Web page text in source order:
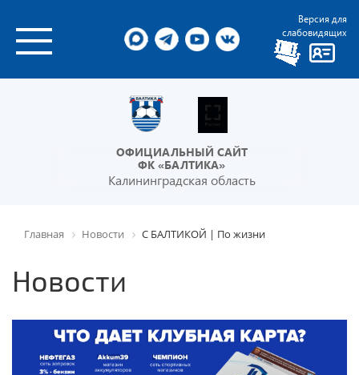
Версия для
слабовидящих
ОФИЦИАЛЬНЫЙ САЙТ
ФК «БАЛТИКА»
Калининградская область
Главная Новости С БАЛТИКОЙ | По жизни
Новости